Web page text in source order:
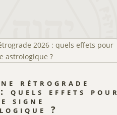
rétrograde
quels effets pour
signe
?